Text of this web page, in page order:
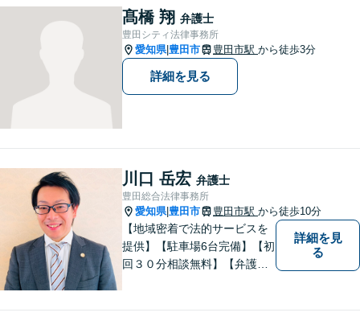
お困りの方はなんでもご相談
ください。先を見据えた解決
策をご提案いたします。
髙橋 翔 弁護士
豊田シティ法律事務所
愛知県| 豊田市 豊田市駅 から徒歩3分
詳細を見る
川口 岳宏 弁護士
豊田総合法律事務所
愛知県| 豊田市 豊田市駅 から徒歩10分
【地域密着で法的サービスを
提供】【駐車場6台完備】【初
回３０分相談無料】【弁護士3
詳細を見
る